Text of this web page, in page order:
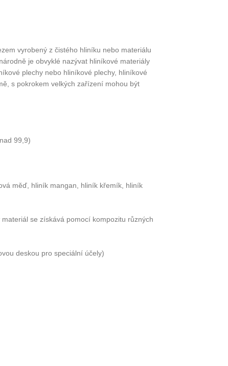
vyrobený z čistého hliníku nebo materiálu
je obvyklé nazývat hliníkové materiály
plechy nebo hliníkové plechy, hliníkové
s pokrokem velkých zařízení mohou být
99,9)
měď, hliník mangan, hliník křemík, hliník
se získává pomocí kompozitu různých
deskou pro speciální účely)